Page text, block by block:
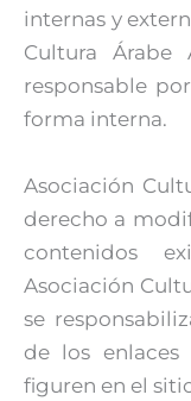
internas y
Cultura Árabe
responsable
forma interna.
Asociación
derecho a
contenidos
Asociación
se
de los
figuren en el